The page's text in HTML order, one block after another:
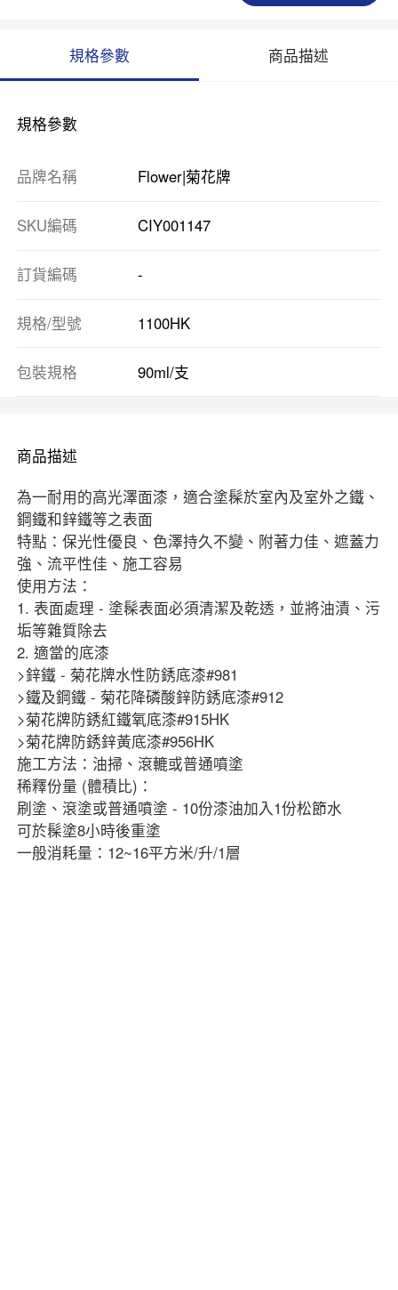
規格參數 商品描述
規格參數
品牌名稱 Flower|菊花牌
SKU編碼 CIY001147
訂貨編碼 -
規格/型號 1100HK
包裝規格 90ml/支
商品描述
為一耐用的高光澤面漆，適合塗髹於室內及室外之鐵、
鋼鐵和鋅鐵等之表面
特點：保光性優良、色澤持久不變、附著力佳、遮蓋力
強、流平性佳、施工容易
使用方法：
1. 表面處理 - 塗髹表面必須清潔及乾透，並將油漬、污
垢等雜質除去
2. 適當的底漆
>鋅鐵 - 菊花牌水性防銹底漆#981
>鐵及鋼鐵 - 菊花降磷酸鋅防銹底漆#912
>菊花牌防銹紅鐵氧底漆#915HK
>菊花牌防銹鋅黃底漆#956HK
施工方法：油掃、滾轆或普通噴塗
稀釋份量 (體積比)：
刷塗、滾塗或普通噴塗 - 10份漆油加入1份松節水
可於髹塗8小時後重塗
一般消耗量：12~16平方米/升/1層